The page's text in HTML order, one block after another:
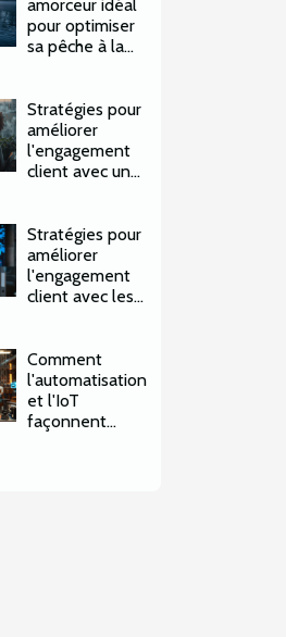
amorceur idéal
pour optimiser
sa pêche à la
Stratégies pour
améliorer
l'engagement
client avec un
Stratégies pour
améliorer
l'engagement
client avec les
Comment
l'automatisation
et l'IoT
façonnent